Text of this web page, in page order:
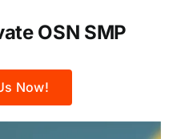
OSN SMP
Now!